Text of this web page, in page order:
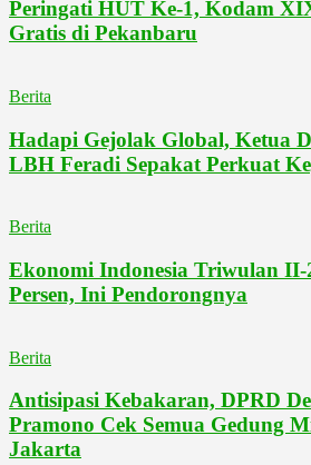
Peringati HUT Ke-1, Kodam
Gratis di Pekanbaru
Berita
Hadapi Gejolak Global, Ketua
LBH Feradi Sepakat Perkuat
Berita
Ekonomi Indonesia Triwulan II-
Persen, Ini Pendorongnya
Berita
Antisipasi Kebakaran, DPRD
Pramono Cek Semua Gedung
Jakarta